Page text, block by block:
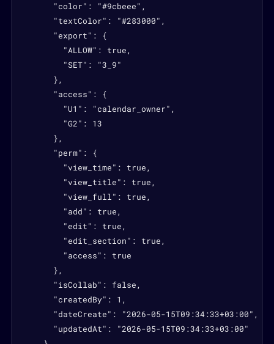
      "color": "#9cbeee",
      "textColor": "#283000",
      "export": {
        "ALLOW": true,
        "SET": "3_9"
      },
      "access": {
        "U1": "calendar_owner",
        "G2": 13
      },
      "perm": {
        "view_time": true,
        "view_title": true,
        "view_full": true,
        "add": true,
        "edit": true,
        "edit_section": true,
        "access": true
      },
      "isCollab": false,
      "createdBy": 1,
      "dateCreate": "2026-05-15T09:34:33+03:00",
      "updatedAt": "2026-05-15T09:34:33+03:00"